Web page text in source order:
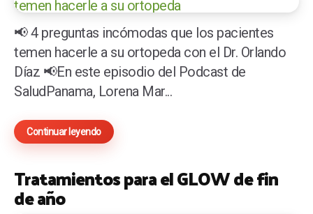
📢 4 preguntas incómodas que los pacientes
temen hacerle a su ortopeda con el Dr. Orlando
Díaz 📢En este episodio del Podcast de
SaludPanama, Lorena Mar...
Continuar leyendo
Tratamientos para el GLOW de fin
de año